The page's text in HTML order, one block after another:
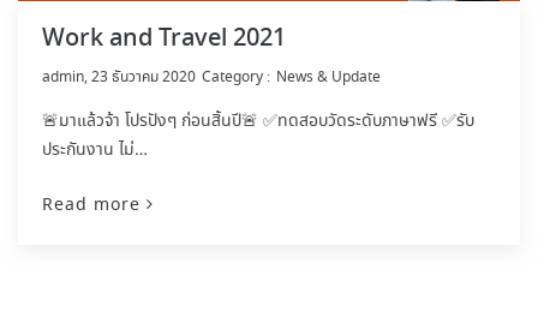
Work and Travel 2021
by
admin 23 ธันวาคม 2020 News & Update
🚨มาแล้วจ้า โปรปังๆ ก่อนสิ้นปี🚨 ✅ทดสอบวัดระดับภาษาฟรี ✅รับ
ประกันงาน ไม่…
Read more